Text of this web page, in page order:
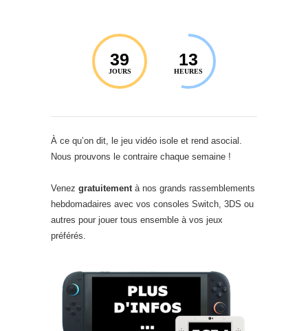
39
JOURS
13
HEURES
À ce qu’on dit, le jeu vidéo isole et rend asocial.
Nous prouvons le contraire chaque semaine !
Venez gratuitementà nos grands rassemblements
hebdomadaires avec vos consoles Switch, 3DS ou
autres pour jouer tous ensemble à vos jeux
préférés.